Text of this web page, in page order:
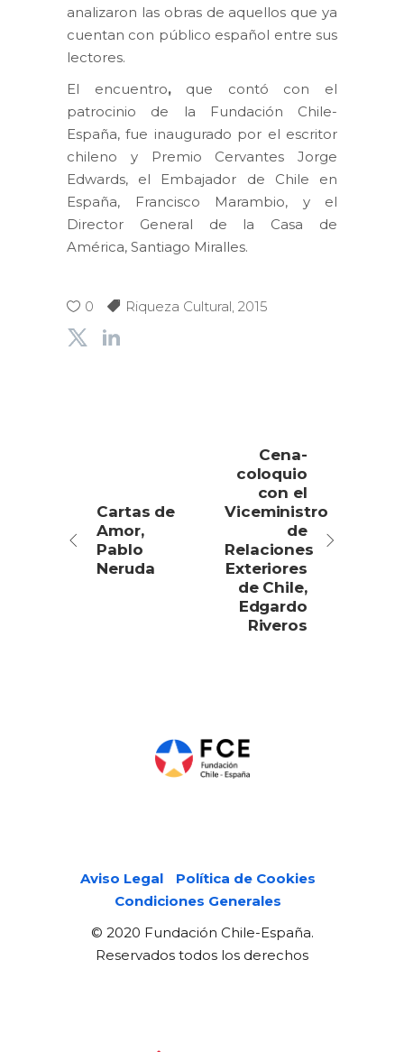
analizaron las obras de aquellos que ya
cuentan con público español entre sus
lectores.
El encuentro, que contó con el
patrocinio de la Fundación Chile-
España, fue inaugurado por el escritor
chileno y Premio Cervantes Jorge
Edwards, el Embajador de Chile en
España, Francisco Marambio, y el
Director General de la Casa de
América, Santiago Miralles.
0 Riqueza Cultural, 2015
Cartas de
Amor,
Pablo
Neruda
Cena-
coloquio
con el
Viceministro
de
Relaciones
Exteriores
de Chile,
Edgardo
Riveros
Aviso Legal
Política de Cookies
Condiciones Generales
© 2020 Fundación Chile-España.
Reservados todos los derechos